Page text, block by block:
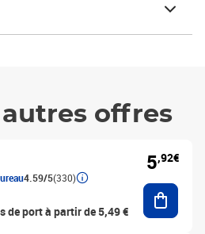
autres offres
4.59/5(330)
de port à partir de 5,49 €
5,92€